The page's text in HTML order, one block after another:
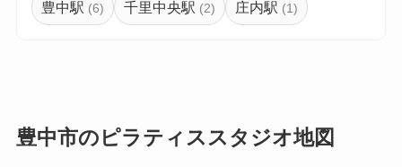
豊中駅 (6) 千里中央駅 (2) 庄内駅 (1)
豊中市のピラティススタジオ地図